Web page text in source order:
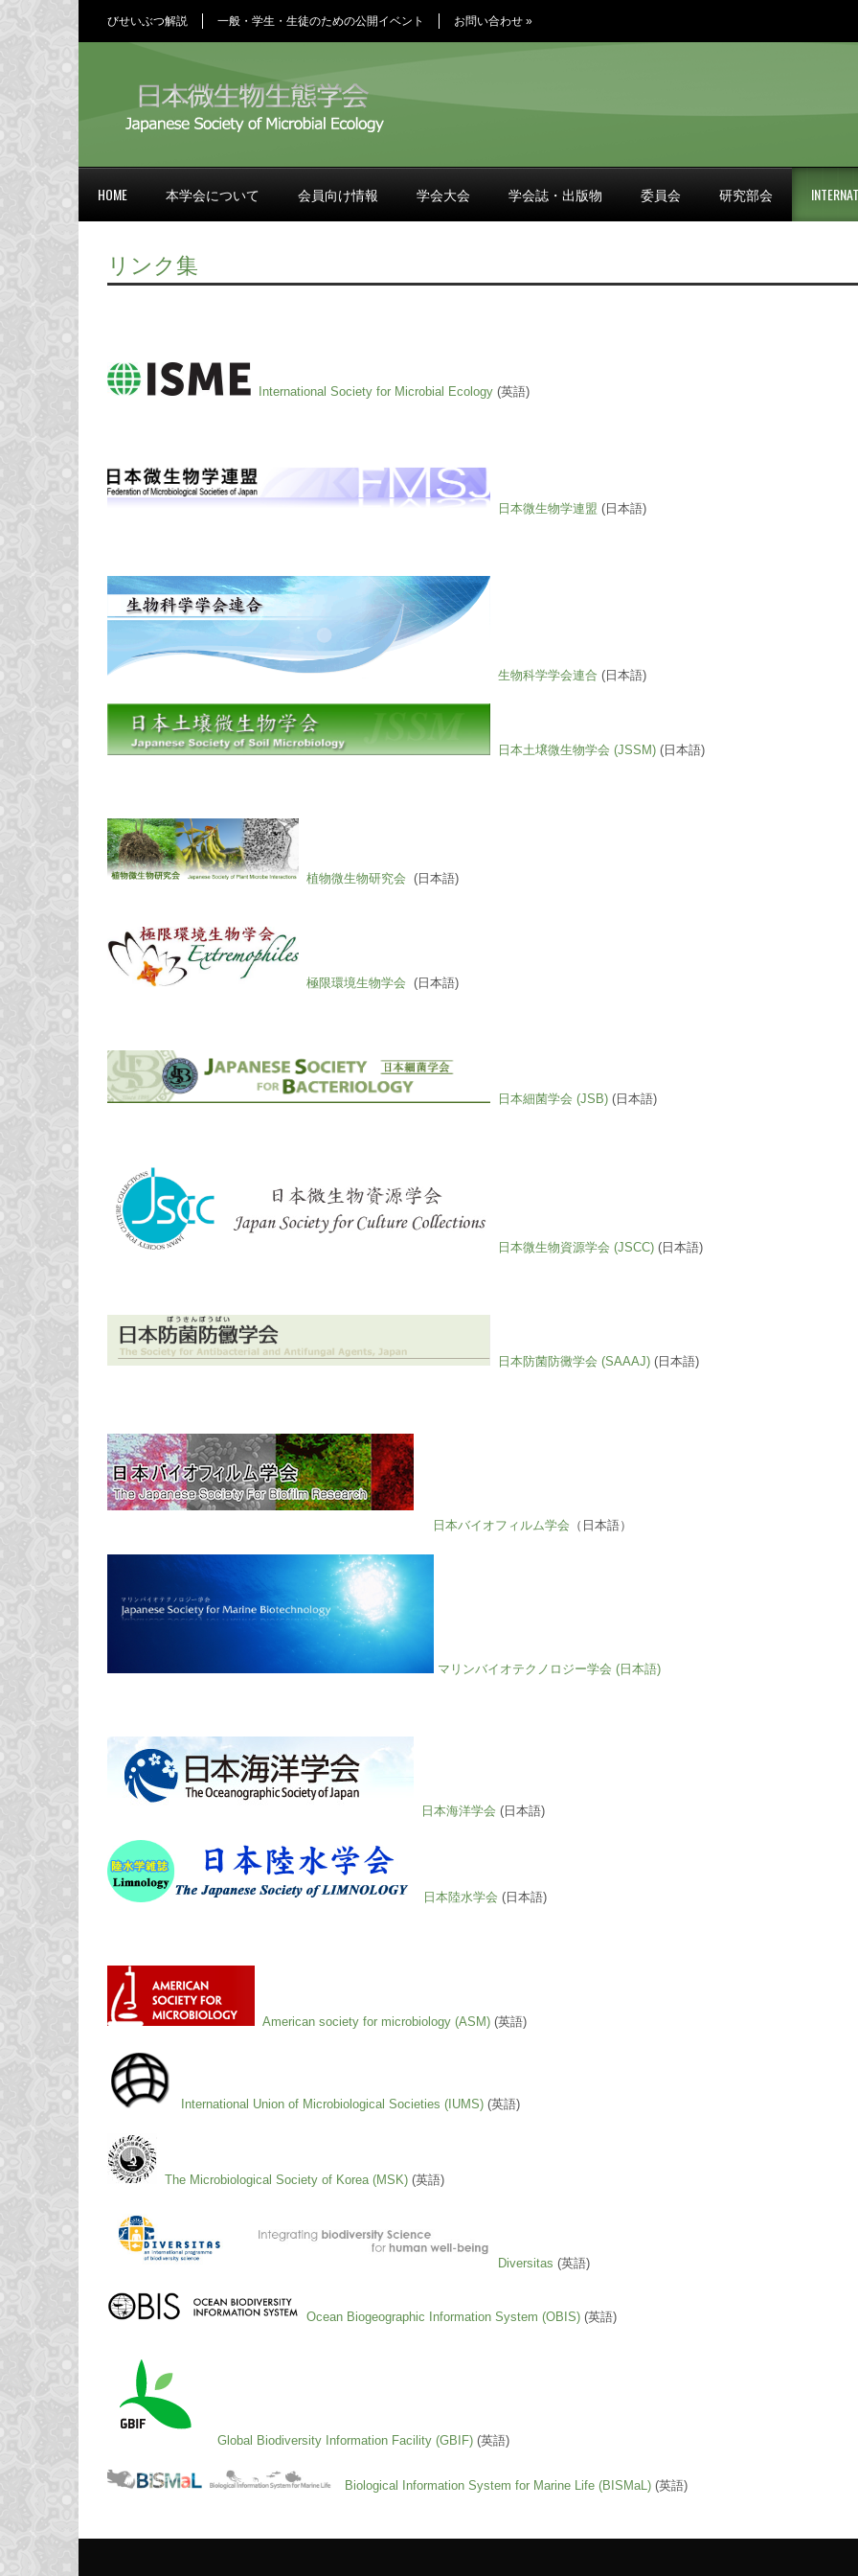
びせいぶつ解説 一般・学生・生徒のための公開イベント お問い合わせ »
HOME 本学会について 会員向け情報 学会大会 学会誌・出版物 委員会 研究部会
リンク集
International Society for Microbial Ecology (英語)
日本微生物学連盟 (日本語)
生物科学学会連合 (日本語)
日本土壌微生物学会 (JSSM) (日本語)
植物微生物研究会 (日本語)
極限環境生物学会 (日本語)
日本細菌学会 (JSB) (日本語)
日本微生物資源学会 (JSCC) (日本語)
日本防菌防黴学会 (SAAAJ) (日本語)
日本バイオフィルム学会 （日本語）
マリンバイオテクノロジー学会 (日本語)
日本海洋学会 (日本語)
日本陸水学会 (日本語)
American society for microbiology (ASM) (英語)
International Union of Microbiological Societies (IUMS) (英語)
The Microbiological Society of Korea (MSK) (英語)
Diversitas (英語)
Ocean Biogeographic Information System (OBIS) (英語)
Global Biodiversity Information Facility (GBIF) (英語)
Biological Information System for Marine Life (BISMaL) (英語)